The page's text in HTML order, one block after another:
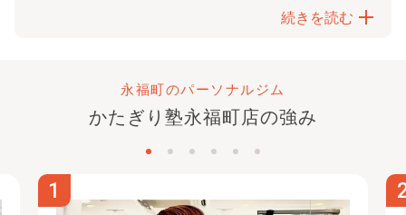
とりあえず、おおらかな気持ちで、継続を目標にしたいと
目的や悩みに沿ってくれるのはもち
なんといってもAOYAMAトレーナーのほんわかした人柄
前向きな気持ちで楽しくトレーニングができます。
AOYAMAトレーナーは、ストレッチとマッサージも大変
な凄腕です！ 先日、風邪気味でトレーニングが不安なこ
続きを読む
永福町のパーソナルジム
かたぎり塾永福町店の強み
1